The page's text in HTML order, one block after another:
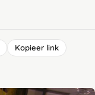
Kopieer link